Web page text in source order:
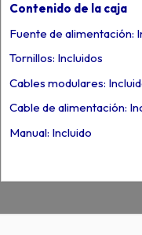
Contenido de la caja
Fuente de alimentación:
Tornillos: Incluidos
Cables modulares:
Cable de alimentación:
Manual: Incluido